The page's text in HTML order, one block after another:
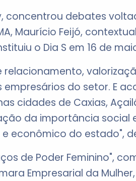
concentrou debates
Maurício Feijó,
o Dia S em 16 de
do setor. E
cidades de Caxias,
da importância
econômico do estado",
de Poder Feminino",
Empresarial da